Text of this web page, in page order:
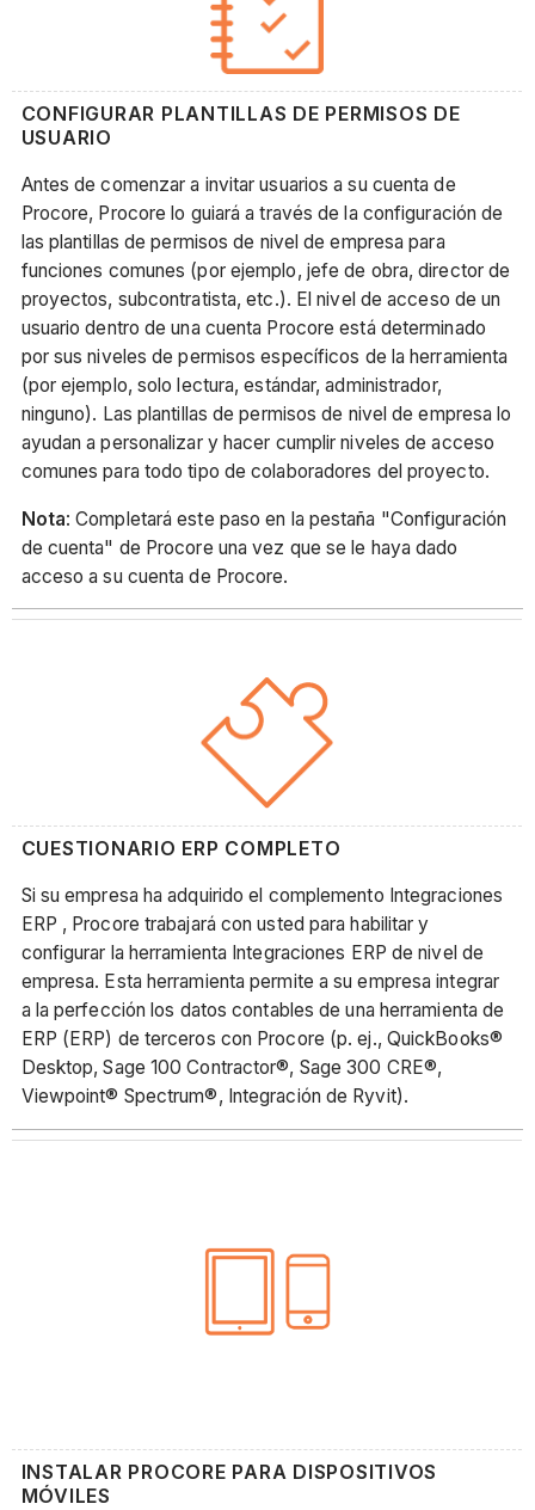
CONFIGURAR PLANTILLAS DE PERMISOS DE
USUARIO
Antes de comenzar a invitar usuarios a su cuenta de
Procore, Procore lo guiará a través de la configuración de
las plantillas de permisos de nivel de empresa para
funciones comunes (por ejemplo, jefe de obra, director de
proyectos, subcontratista, etc.). El nivel de acceso de un
usuario dentro de una cuenta Procore está determinado
por sus niveles de permisos específicos de la herramienta
(por ejemplo, solo lectura, estándar, administrador,
ninguno). Las plantillas de permisos de nivel de empresa lo
ayudan a personalizar y hacer cumplir niveles de acceso
comunes para todo tipo de colaboradores del proyecto.
Nota: Completará este paso en la pestaña "Configuración
de cuenta" de Procore una vez que se le haya dado
acceso a su cuenta de Procore.
CUESTIONARIO ERP COMPLETO
Si su empresa ha adquirido el complemento Integraciones
ERP , Procore trabajará con usted para habilitar y
configurar la herramienta Integraciones ERP de nivel de
empresa. Esta herramienta permite a su empresa integrar
a la perfección los datos contables de una herramienta de
ERP (ERP) de terceros con Procore (p. ej., QuickBooks®
Desktop, Sage 100 Contractor®, Sage 300 CRE®,
Viewpoint® Spectrum®, Integración de Ryvit).
INSTALAR PROCORE PARA DISPOSITIVOS
MÓVILES